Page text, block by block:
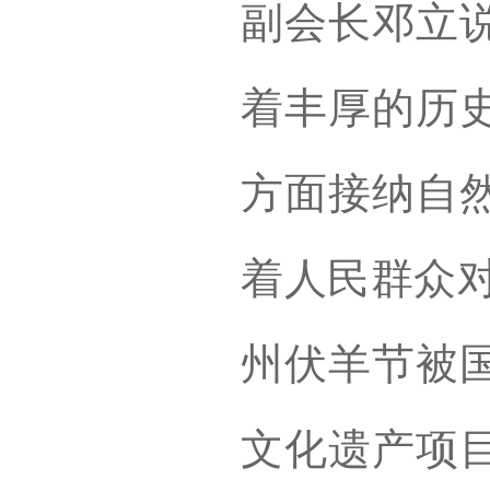
副会长邓立
着丰厚的历
方面接纳自
着人民群众
州伏羊节被
文化遗产项